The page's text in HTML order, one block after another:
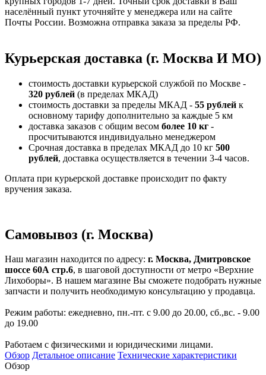
населённый пункт уточняйте у менеджера или на сайте
Почты России. Возможна отправка заказа за пределы РФ.
Курьерская доставка (г. Москва И МО)
стоимость доставки курьерской службой по Москве -
320 рублей (в пределах МКАД)
стоимость доставки за пределы МКАД - 55 рублей к
основному тарифу дополнительно за каждые 5 км
доставка заказов с общим весом более 10 кг -
просчитываются индивидуально менеджером
Срочная доставка в пределах МКАД до 10 кг 500
рублей, доставка осуществляется в течении 3-4 часов.
Оплата при курьерской доставке происходит по факту
вручения заказа.
Самовывоз (г. Москва)
Наш магазин находится по адресу: г. Москва, Дмитровское
шоссе 60А стр.6, в шаговой доступности от метро «Верхние
Лихоборы». В нашем магазине Вы сможете подобрать нужные
запчасти и получить необходимую консультацию у продавца.
Режим работы: ежедневно, пн.-пт. с 9.00 до 20.00, сб.,вс. - 9.00
до 19.00
Работаем с физическими и юридическими лицами.
Обзор Детальное описание Технические характеристики
Обзор